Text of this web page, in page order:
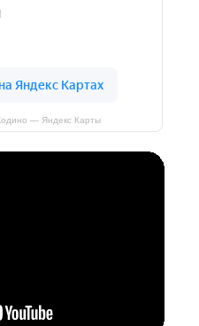
— Яндекс Карты